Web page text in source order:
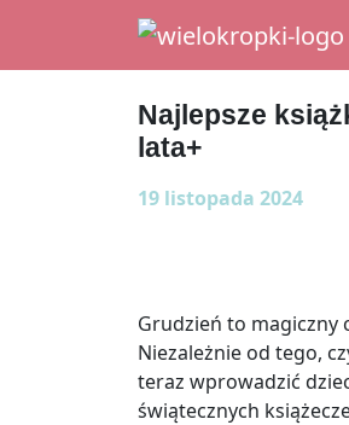
Main Navigation
Najlepsze
lata+
19 listopada 2024
Grudzień to magiczny
Niezależnie od tego,
teraz wprowadzić
świątecznych